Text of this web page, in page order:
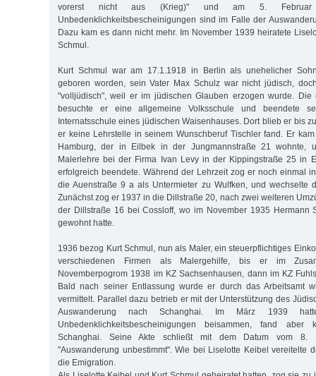
vorerst nicht aus (Krieg)" und am 5. Februar
Unbedenklichkeitsbescheinigungen sind im Falle der
Dazu kam es dann nicht mehr. Im November 1939 heiratete
Schmul.
Kurt Schmul war am 17.1.1918 in Berlin als unehelicher
geboren worden, sein Vater Max Schulz war nicht jüdisch,
"volljüdisch", weil er im jüdischen Glauben erzogen wurde. Die
besuchte er eine allgemeine Volksschule und beendete
Internatsschule eines jüdischen Waisenhauses. Dort blieb er bis
er keine Lehrstelle in seinem Wunschberuf Tischler fand. Er
Hamburg, der in Eilbek in der Jungmannstraße 21 wohnte,
Malerlehre bei der Firma Ivan Levy in der Kippingstraße 25 in
erfolgreich beendete. Während der Lehrzeit zog er noch einmal
die Auenstraße 9 a als Untermieter zu Wulfken, und wechselte
Zunächst zog er 1937 in die Dillstraße 20, nach zwei weiteren
der Dillstraße 16 bei Cossloff, wo im November 1935 Hermann
gewohnt hatte.
1936 bezog Kurt Schmul, nun als Maler, ein steuerpflichtiges
verschiedenen Firmen als Malergehilfe, bis er im
Novemberpogrom 1938 im KZ Sachsenhausen, dann im KZ
Bald nach seiner Entlassung wurde er durch das Arbeitsamt
vermittelt. Parallel dazu betrieb er mit der Unterstützung des
Auswanderung nach Schanghai. Im März 1939
Unbedenklichkeitsbescheinigungen beisammen, fand
Schanghai. Seine Akte schließt mit dem Datum vom 8.
"Auswanderung unbestimmt". Wie bei Liselotte Keibel vereitelte
die Emigration.